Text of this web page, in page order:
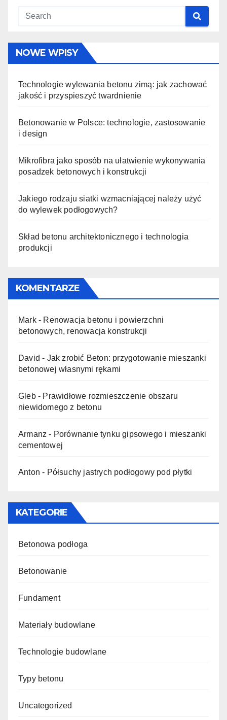
NOWE WPISY
Technologie wylewania betonu zimą: jak zachować
jakość i przyspieszyć twardnienie
Betonowanie w Polsce: technologie, zastosowanie
i design
Mikrofibra jako sposób na ułatwienie wykonywania
posadzek betonowych i konstrukcji
Jakiego rodzaju siatki wzmacniającej należy użyć
do wylewek podłogowych?
Skład betonu architektonicznego i technologia
produkcji
KOMENTARZE
Mark- Renowacja betonu i powierzchni
betonowych, renowacja konstrukcji
David - Jak zrobić Beton: przygotowanie mieszanki
betonowej własnymi rękami
Gleb- Prawidłowe rozmieszczenie obszaru
niewidomego z betonu
Armanz - Porównanie tynku gipsowego i mieszanki
cementowej
Anton - Półsuchy jastrych podłogowy pod płytki
KATEGORIE
Betonowa podłoga
Betonowanie
Fundament
Materiały budowlane
Technologie budowlane
Typy betonu
Uncategorized